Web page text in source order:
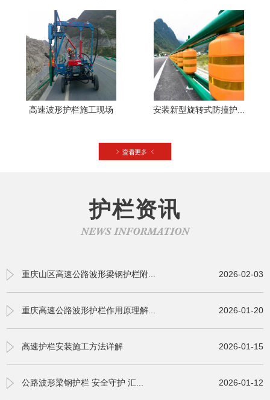
高速波形护栏施工现场 安装新型旋转式防撞护...
护栏资讯
NEWS INFORMATION
重庆山区高速公路波形梁钢护栏附... 2026-02-03
重庆高速公路波形护栏作用原理解... 2026-01-20
高速护栏安装施工方法详解 2026-01-15
公路波形梁钢护栏 安全守护 汇... 2026-01-12